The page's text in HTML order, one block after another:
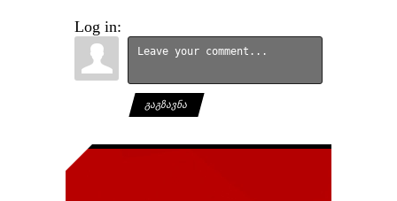
Log in:
ᲒᲐᲒᲖᲐᲕᲜᲐ